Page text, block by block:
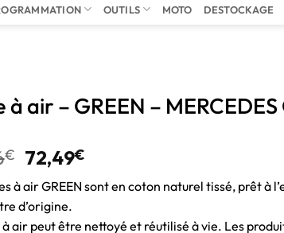
OUTILS MOTO DESTOCKAGE
à air – GREEN –
€ 72,49€
à air GREEN sont en coton naturel tissé, prêt à
d’origine.
air peut être nettoyé et réutilisé à vie. Les